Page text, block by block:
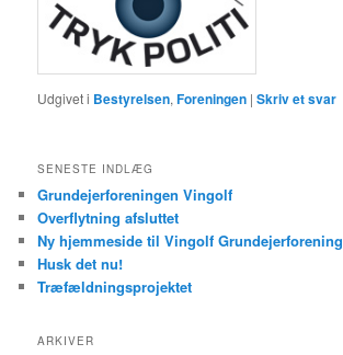
Udgivet i Bestyrelsen,Foreningen |Skriv et svar
SENESTE INDLÆG
Grundejerforeningen Vingolf
Overflytning afsluttet
Ny hjemmeside til Vingolf Grundejerforening
Husk det nu!
Træfældningsprojektet
ARKIVER